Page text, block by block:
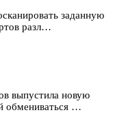
заданную
разл…
выпустила новую
обмениваться …